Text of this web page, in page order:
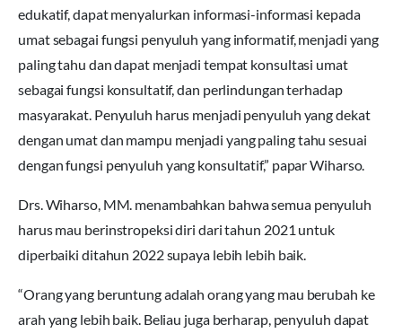
edukatif, dapat menyalurkan informasi-informasi kepada
umat sebagai fungsi penyuluh yang informatif, menjadi yang
paling tahu dan dapat menjadi tempat konsultasi umat
sebagai fungsi konsultatif, dan perlindungan terhadap
masyarakat. Penyuluh harus menjadi penyuluh yang dekat
dengan umat dan mampu menjadi yang paling tahu sesuai
dengan fungsi penyuluh yang konsultatif,” papar Wiharso.
Drs. Wiharso, MM. menambahkan bahwa semua penyuluh
harus mau berinstropeksi diri dari tahun 2021 untuk
diperbaiki ditahun 2022 supaya lebih lebih baik.
“Orang yang beruntung adalah orang yang mau berubah ke
arah yang lebih baik. Beliau juga berharap, penyuluh dapat